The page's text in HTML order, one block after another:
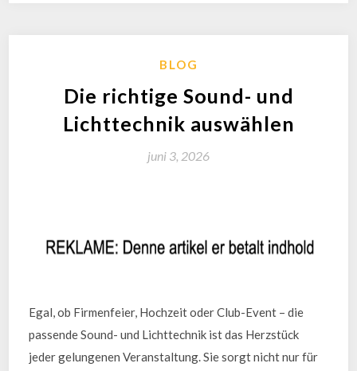
BLOG
Die richtige Sound- und
Lichttechnik auswählen
juni 3, 2026
Egal, ob Firmenfeier, Hochzeit oder Club-Event – die
passende Sound- und Lichttechnik ist das Herzstück
jeder gelungenen Veranstaltung. Sie sorgt nicht nur für